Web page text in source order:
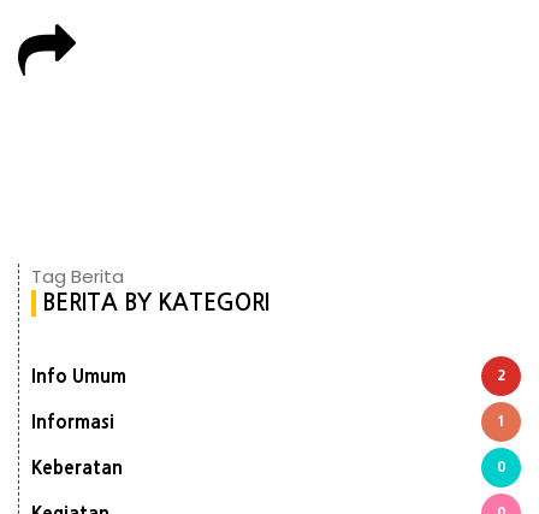
Tag Berita
BERITA BY KATEGORI
Info Umum 2
Informasi 1
Keberatan 0